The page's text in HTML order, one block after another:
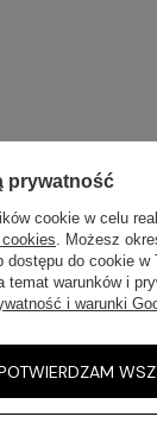
prywatność
cookie w celu
. Możesz
dostępu do cookie w
temat warunków i
i warunki